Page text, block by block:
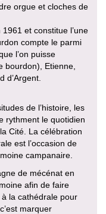
orgue et cloches de
et constitue l’une
compte le parmi
l’on puisse
bourdon), Etienne,
d’Argent.
de l’histoire, les
rythment le quotidien
Cité. La célébration
est l’occasion de
campanaire.
de mécénat en
afin de faire
la cathédrale pour
marquer